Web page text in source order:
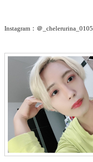
Instagram：＠_chelerurina_0105